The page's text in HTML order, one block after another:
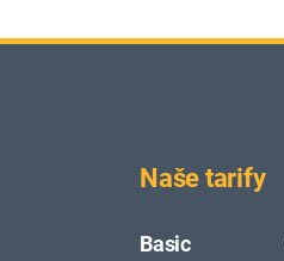
Naše tarify
Basic